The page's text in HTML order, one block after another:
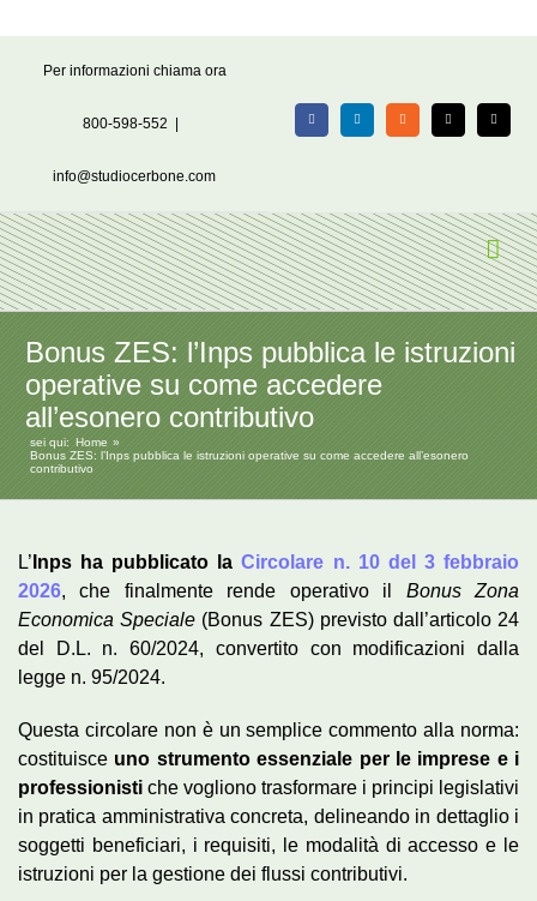
Per informazioni chiama ora
800-598-552
info@studiocerbone.com
FacebookLinkedIn Rss X Email
Bonus ZES: l’Inps pubblica le istruzioni
operative su come accedere
all’esonero contributivo
sei qui:
Home
Bonus ZES: l’Inps pubblica le istruzioni operative su come accedere all’esonero
contributivo
L’ Inps ha pubblicato laCircolare n. 10 del 3 febbraio
2026, che finalmente rende operativo il Bonus Zona
Economica Speciale (Bonus ZES) previsto dall’articolo 24
del D.L. n. 60/2024, convertito con modificazioni dalla
legge n. 95/2024.
Questa circolare non è un semplice commento alla norma:
costituisce uno strumento essenziale per le imprese e i
professionisti che vogliono trasformare i principi legislativi
in pratica amministrativa concreta, delineando in dettaglio i
soggetti beneficiari, i requisiti, le modalità di accesso e le
istruzioni per la gestione dei flussi contributivi.